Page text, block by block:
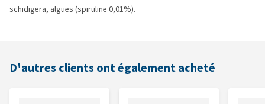
schidigera, algues (spiruline 0,01%).
D'autres clients ont également acheté